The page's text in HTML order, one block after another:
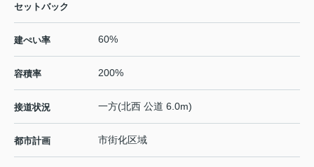
セットバック
建ぺい率 60%
容積率 200%
接道状況 一方(北西 公道 6.0m)
都市計画 市街化区域